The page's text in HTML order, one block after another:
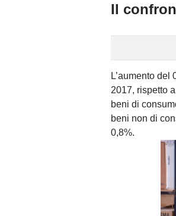
Il
L’aumento
2017, rispetto
beni di
beni non di
0,8%.